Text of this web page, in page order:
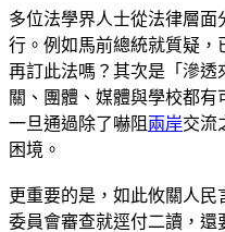
多位法學界人士從法律層
行。例如馬前總統就質疑
再訂此法嗎？其次是「滲透
關、團體、媒體與學校都
一旦通過除了嚇阻 兩岸交流
困境。
更重要的是，如此攸關人
委員會審查就逕付二讀，還